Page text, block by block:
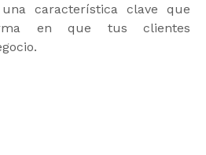
característica clave que
en que tus clientes